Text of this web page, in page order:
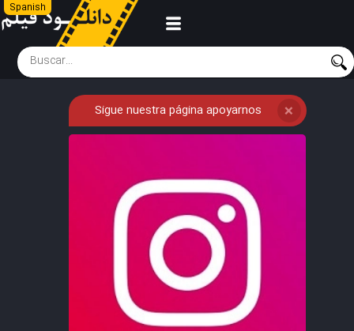
Spanish
Sigue nuestra página apoyarnos ❌